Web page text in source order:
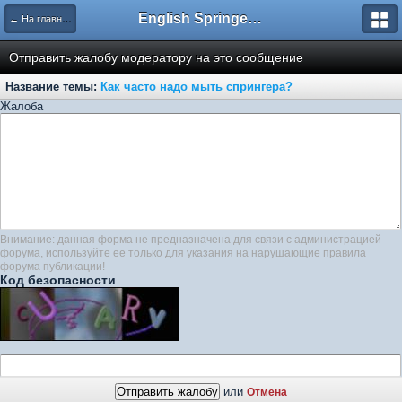
← На главную English Springer Spaniel Club
Отправить жалобу модератору на это сообщение
Название темы: Как часто надо мыть спрингера?
Жалоба
Внимание: данная форма не предназначена для связи с администрацией
форума, используйте ее только для указания на нарушающие правила
форума публикации!
Код безопасности
или Отмена